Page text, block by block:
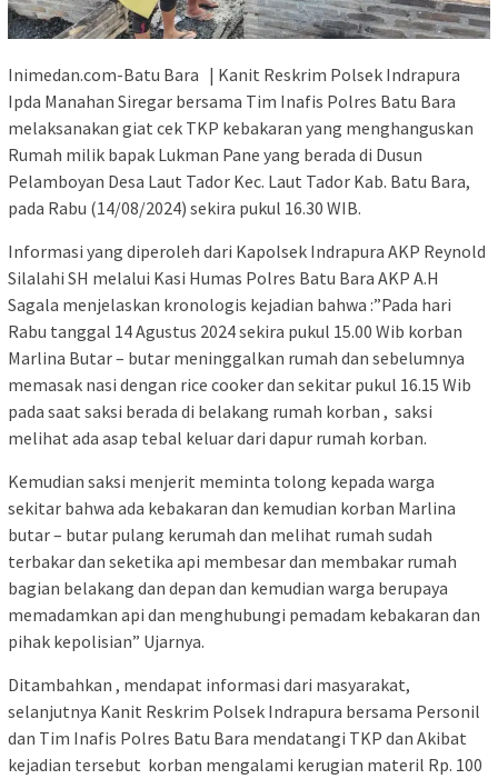
Inimedan.com-Batu Bara | Kanit Reskrim Polsek Indrapura
Ipda Manahan Siregar bersama Tim Inafis Polres Batu Bara
melaksanakan giat cek TKP kebakaran yang menghanguskan
Rumah milik bapak Lukman Pane yang berada di Dusun
Pelamboyan Desa Laut Tador Kec. Laut Tador Kab. Batu Bara,
pada Rabu (14/08/2024) sekira pukul 16.30 WIB.
Informasi yang diperoleh dari Kapolsek Indrapura AKP Reynold
Silalahi SH melalui Kasi Humas Polres Batu Bara AKP A.H
Sagala menjelaskan kronologis kejadian bahwa :”Pada hari
Rabu tanggal 14 Agustus 2024 sekira pukul 15.00 Wib korban
Marlina Butar – butar meninggalkan rumah dan sebelumnya
memasak nasi dengan rice cooker dan sekitar pukul 16.15 Wib
pada saat saksi berada di belakang rumah korban , saksi
melihat ada asap tebal keluar dari dapur rumah korban.
Kemudian saksi menjerit meminta tolong kepada warga
sekitar bahwa ada kebakaran dan kemudian korban Marlina
butar – butar pulang kerumah dan melihat rumah sudah
terbakar dan seketika api membesar dan membakar rumah
bagian belakang dan depan dan kemudian warga berupaya
memadamkan api dan menghubungi pemadam kebakaran dan
pihak kepolisian” Ujarnya.
Ditambahkan , mendapat informasi dari masyarakat,
selanjutnya Kanit Reskrim Polsek Indrapura bersama Personil
dan Tim Inafis Polres Batu Bara mendatangi TKP dan Akibat
kejadian tersebut korban mengalami kerugian materil Rp. 100